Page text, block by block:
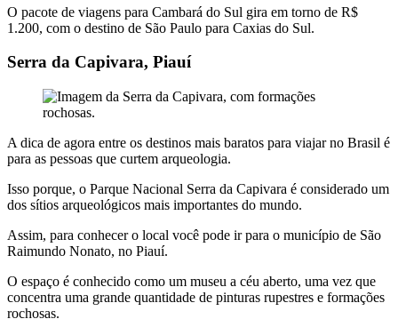
O pacote de viagens para Cambará do Sul gira em torno de R$
1.200, com o destino de São Paulo para Caxias do Sul.
Serra da Capivara, Piauí
A dica de agora entre os destinos mais baratos para viajar no Brasil é
para as pessoas que curtem arqueologia.
Isso porque, o Parque Nacional Serra da Capivara é considerado um
dos sítios arqueológicos mais importantes do mundo.
Assim, para conhecer o local você pode ir para o município de São
Raimundo Nonato, no Piauí.
O espaço é conhecido como um museu a céu aberto, uma vez que
concentra uma grande quantidade de pinturas rupestres e formações
rochosas.